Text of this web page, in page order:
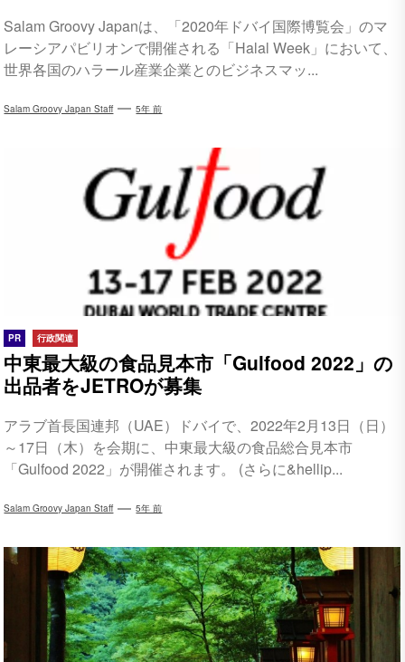
Salam Groovy Japanは、「2020年ドバイ国際博覧会」のマ
レーシアパビリオンで開催される「Halal Week」において、
世界各国のハラール産業企業とのビジネスマッ...
Salam Groovy Japan Staff 5年 前
PR 行政関連
中東最大級の食品見本市「Gulfood 2022」の
出品者をJETROが募集
アラブ首長国連邦（UAE）ドバイで、2022年2月13日（日）
～17日（木）を会期に、中東最大級の食品総合見本市
「Gulfood 2022」が開催されます。 (さらに&hellip...
Salam Groovy Japan Staff 5年 前